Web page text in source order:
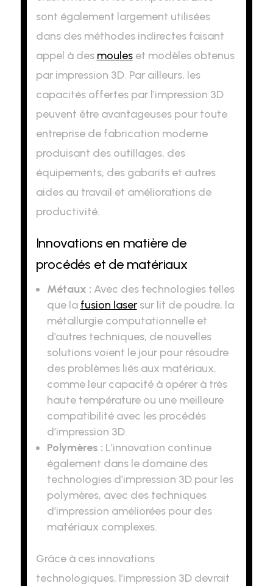
sont également largement utilisées
dans des méthodes indirectes faisant
appel à des mouleset modèles obtenus
par impression 3D. Par ailleurs, les
capacités offertes par l’impression 3D
peuvent être avantageuses pour toute
entreprise de fabrication moderne
produisant des outillages, des
équipements, des gabarits et autres
aides au travail et améliorations de
productivité.
Innovations en matière de
procédés et de matériaux
Métaux : Avec des technologies telles
que la fusion lasersur lit de poudre, la
métallurgie computationnelle et
d’autres techniques, de nouvelles
solutions voient le jour pour résoudre
des problèmes liés aux matériaux,
comme leur capacité à opérer à très
haute température ou une meilleure
compatibilité avec les procédés
d’impression 3D.
Polymères : L’innovation continue
également dans le domaine des
technologies d’impression 3D pour les
polymères, avec des techniques
d’impression améliorées pour des
matériaux complexes.
Grâce à ces innovations
technologiques, l’impression 3D devrait